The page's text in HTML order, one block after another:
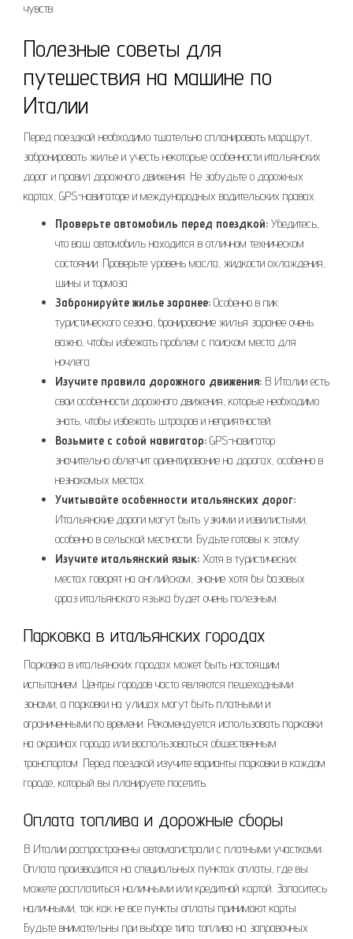
чувств.
Полезные советы для
путешествия на машине по
Италии
Перед поездкой необходимо тщательно спланировать маршрут,
забронировать жилье и учесть некоторые особенности итальянских
дорог и правил дорожного движения. Не забудьте о дорожных
картах, GPS-навигаторе и международных водительских правах.
Проверьте автомобиль перед поездкой: Убедитесь,
что ваш автомобиль находится в отличном техническом
состоянии. Проверьте уровень масла, жидкости охлаждения,
шины и тормоза.
Забронируйте жилье заранее: Особенно в пик
туристического сезона, бронирование жилья заранее очень
важно, чтобы избежать проблем с поиском места для
ночлега.
Изучите правила дорожного движения: В Италии есть
свои особенности дорожного движения, которые необходимо
знать, чтобы избежать штрафов и неприятностей.
Возьмите с собой навигатор: GPS-навигатор
значительно облегчит ориентирование на дорогах, особенно в
незнакомых местах.
Учитывайте особенности итальянских дорог:
Итальянские дороги могут быть узкими и извилистыми,
особенно в сельской местности. Будьте готовы к этому.
Изучите итальянский язык: Хотя в туристических
местах говорят на английском, знание хотя бы базовых
фраз итальянского языка будет очень полезным.
Парковка в итальянских городах
Парковка в итальянских городах может быть настоящим
испытанием. Центры городов часто являются пешеходными
зонами, а парковки на улицах могут быть платными и
ограниченными по времени. Рекомендуется использовать парковки
на окраинах города или воспользоваться общественным
транспортом. Перед поездкой изучите варианты парковки в каждом
городе, который вы планируете посетить.
Оплата топлива и дорожные сборы
В Италии распространены автомагистрали с платными участками;
Оплата производится на специальных пунктах оплаты, где вы
можете расплатиться наличными или кредитной картой. Запаситесь
наличными, так как не все пункты оплаты принимают карты.
Будьте внимательны при выборе типа топлива на заправочных